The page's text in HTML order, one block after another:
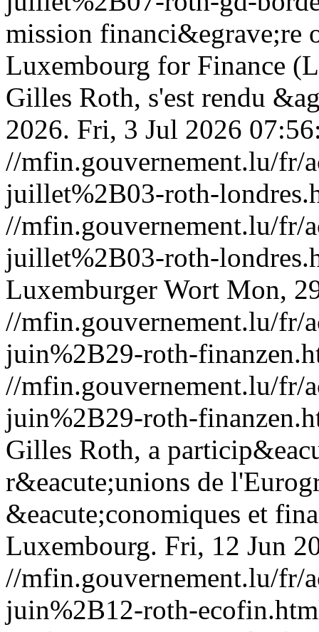
mission financi&egrave;re
Luxembourg for Finance
Gilles Roth, s'est rendu
2026. Fri, 3 Jul 2026
//mfin.gouvernement.lu/fr/
juillet%2B03-roth-
//mfin.gouvernement.lu/fr/
juillet%2B03-roth-
Luxemburger Wort Mon,
//mfin.gouvernement.lu/fr/
juin%2B29-roth-
//mfin.gouvernement.lu/fr/
juin%2B29-roth-
Gilles Roth, a
r&eacute;unions de
&eacute;conomiques et
Luxembourg. Fri, 12 Jun
//mfin.gouvernement.lu/fr/
juin%2B12-roth-